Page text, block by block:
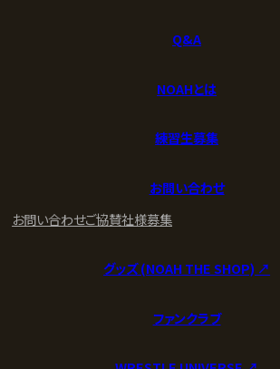
Q&A
NOAHとは
練習生募集
お問い合わせ
お問い合わせご協賛社様募集
グッズ (NOAH THE SHOP) ↗︎
ファンクラブ